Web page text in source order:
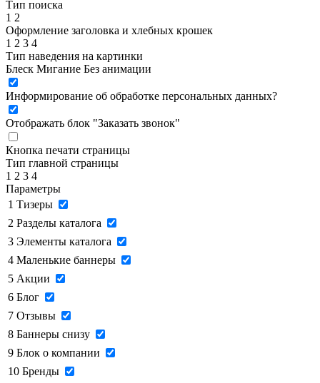
Тип поиска
1 2
Оформление заголовка и хлебных крошек
1 2 3 4
Тип наведения на картинки
Блеск Мигание Без анимации
Информирование об обработке персональных данных?
Отображать блок "Заказать звонок"
Кнопка печати страницы
Тип главной страницы
1 2 3 4
Параметры
1 Тизеры
2 Разделы каталога
3 Элементы каталога
4 Маленькие баннеры
5 Акции
6 Блог
7 Отзывы
8 Баннеры снизу
9 Блок о компании
10 Бренды